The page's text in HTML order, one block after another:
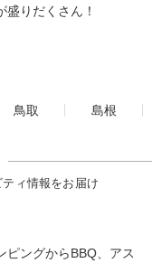
盛りだくさん！
鳥取 島根
ィ情報をお届け
ピングからBBQ、アス